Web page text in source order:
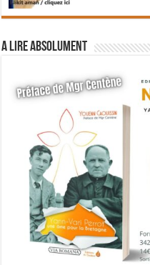
A lire absolument